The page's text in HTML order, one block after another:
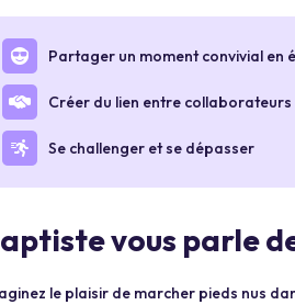
Partager un moment convivial en
Créer du lien entre collaborateurs
Se challenger et se dépasser
vous parle
le plaisir de marcher pieds nus